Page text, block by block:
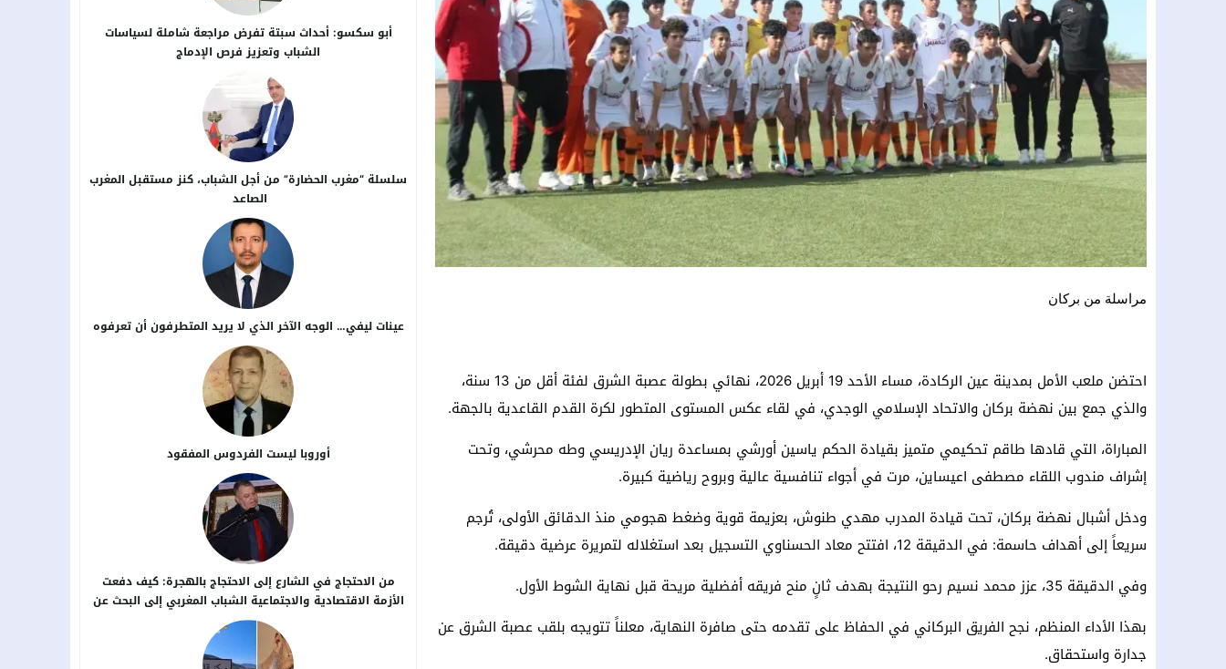
مراسلة من بركان
احتضن ملعب الأمل بمدينة عين الركادة، مساء الأحد 19 أبريل 2026، نهائي بطولة عصبة الشرق لفئة أقل من 13 سنة،
والذي جمع بين نهضة بركان والاتحاد الإسلامي الوجدي، في لقاء عكس المستوى المتطور لكرة القدم القاعدية بالجهة.
المباراة، التي قادها طاقم تحكيمي متميز بقيادة الحكم ياسين أورشي بمساعدة ريان الإدريسي وطه محرشي، وتحت
إشراف مندوب اللقاء مصطفى اعيساين، مرت في أجواء تنافسية عالية وبروح رياضية كبيرة.
ودخل أشبال نهضة بركان، تحت قيادة المدرب مهدي طنوش، بعزيمة قوية وضغط هجومي منذ الدقائق الأولى، تُرجم
سريعاً إلى أهداف حاسمة: في الدقيقة 12، افتتح معاد الحسناوي التسجيل بعد استغلاله لتمريرة عرضية دقيقة.
وفي الدقيقة 35، عزز محمد نسيم رحو النتيجة بهدف ثانٍ منح فريقه أفضلية مريحة قبل نهاية الشوط الأول.
بهذا الأداء المنظم، نجح الفريق البركاني في الحفاظ على تقدمه حتى صافرة النهاية، معلناً تتويجه بلقب عصبة الشرق عن
جدارة واستحقاق.
أبو سكسو: أحداث سبتة تفرض مراجعة شاملة لسياسات
الشباب وتعزيز فرص الإدماج
سلسلة “مغرب الحضارة” من أجل ​الشباب، كنز مستقبل المغرب
الصاعد
عينات ليفي… الوجه الآخر الذي لا يريد المتطرفون أن تعرفوه
أوروبا ليست الفردوس المفقود
من الاحتجاج في الشارع إلى الاحتجاج بالهجرة: كيف دفعت
الأزمة الاقتصادية والاجتماعية الشباب المغربي إلى البحث عن
بدائل خارج الوطن؟